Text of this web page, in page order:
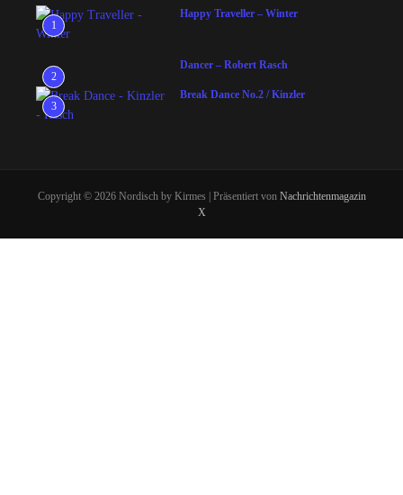
1
Happy Traveller – Winter
2
Dancer – Robert Rasch
3
Break Dance No.2 / Kinzler
Copyright © 2026 Nordisch by Kirmes | Präsentiert von Nachrichtenmagazin
X